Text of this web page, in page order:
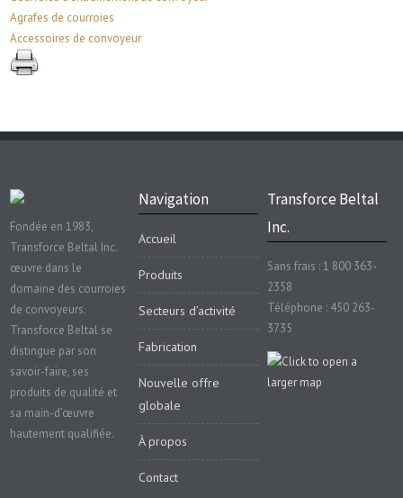
Agrafes de courroies
Accessoires de convoyeur
Fondée en 1983,
Transforce Beltal Inc.
œuvre dans le
domaine des courroies
de convoyeurs.
Transforce Beltal se
distingue par son
savoir-faire, ses
produits de qualité et
sa main-d’œuvre
hautement qualifiée.
Navigation
Accueil
Produits
Secteurs d’activité
Fabrication
Nouvelle offre
globale
À propos
Contact
Transforce Beltal
Inc.
Sans frais : 1 800 363-
2358
Téléphone : 450 263-
3735